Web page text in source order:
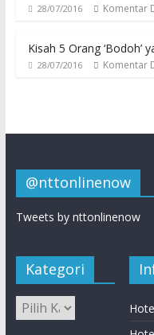
28/07/2016 Komentar
Kisah 5 Orang ‘Bodoh’
28/07/2016 Komentar
@nttonlinenow
Tweets by nttonlinenow
Kategori